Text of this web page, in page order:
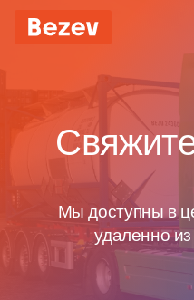
Мы доступны в
удаленно